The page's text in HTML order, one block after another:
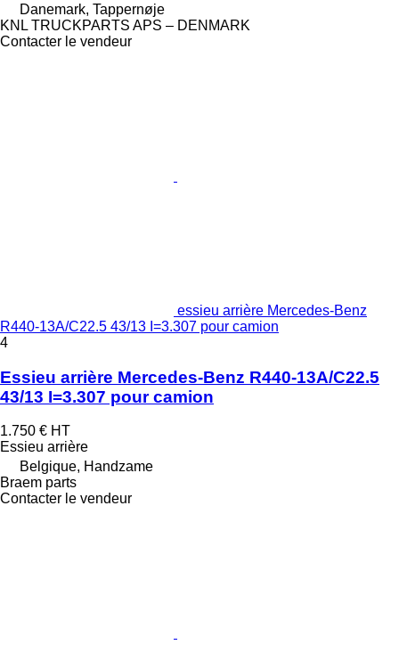
Danemark, Tappernøje
KNL TRUCKPARTS APS – DENMARK
Contacter le vendeur
essieu arrière Mercedes-Benz
R440-13A/C22.5 43/13 I=3.307 pour camion
4
Essieu arrière Mercedes-Benz R440-13A/C22.5
43/13 I=3.307 pour camion
1.750 € HT
Essieu arrière
Belgique, Handzame
Braem parts
Contacter le vendeur